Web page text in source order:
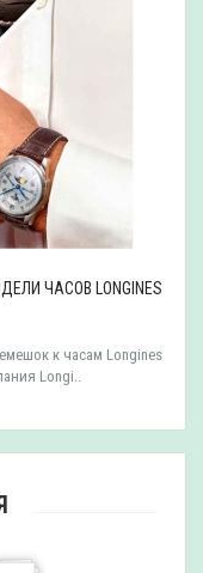
ЧАСОВ LONGINES
к часам Longines
Longi..